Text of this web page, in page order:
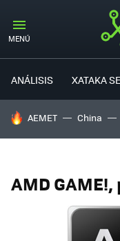
MENÚ
ANÁLISIS XATAKA
HOY SE HABLA DE
AEMET China
AMD